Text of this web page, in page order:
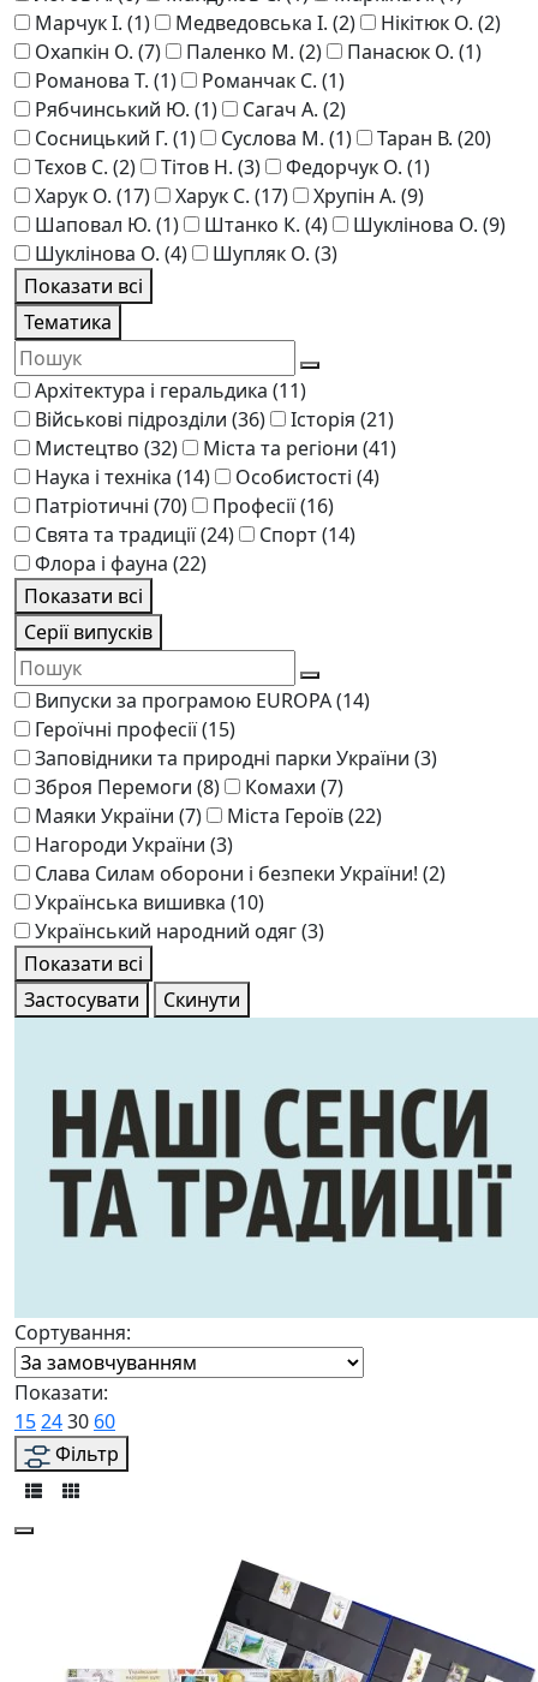
Марчук І. (1) Медведовська І. (2) Нікітюк О. (2)
Охапкін О. (7) Паленко М. (2) Панасюк О. (1)
Романова Т. (1) Романчак С. (1)
Рябчинський Ю. (1) Сагач А. (2)
Сосницький Г. (1) Суслова М. (1) Таран В. (20)
Тєхов С. (2) Тітов Н. (3) Федорчук О. (1)
Харук О. (17) Харук С. (17) Хрупін А. (9)
Шаповал Ю. (1) Штанко К. (4) Шукліновa О. (9)
Шуклінова О. (4) Шупляк О. (3)
Показати всі
Тематика
Архітектура і геральдика (11)
Військові підрозділи (36) Історія (21)
Мистецтво (32) Міста та регіони (41)
Наука і техніка (14) Особистості (4)
Патріотичні (70) Професії(16)
Свята та традиції(24) Спорт(14)
Флора і фауна (22)
Показати всі
Серії випусків
Випуски за програмою EUROPA(14)
Героїчні професії(15)
Заповідники та природні парки України (3)
Зброя Перемоги (8) Комахи (7)
Маяки України (7) Міста Героїв(22)
Нагороди України (3)
Слава Силам оборони і безпеки України! (2)
Українська вишивка (10)
Український народний одяг(3)
Показати всі
Застосувати
Скинути
Сортування:
Показати:
152430 60
Фільтр